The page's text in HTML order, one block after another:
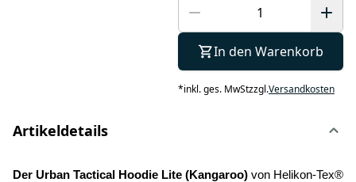
In den Warenkorb
*inkl. ges. MwStzzgl.Versandkosten
Artikeldetails
Der Urban Tactical Hoodie Lite (Kangaroo) von Helikon-Tex®